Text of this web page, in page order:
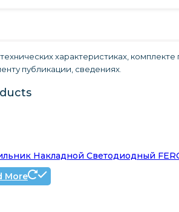
характеристиках,
публикации, сведениях.
Накладной Светодиодный
More